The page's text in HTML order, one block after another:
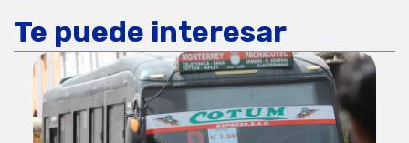
Te puede interesar